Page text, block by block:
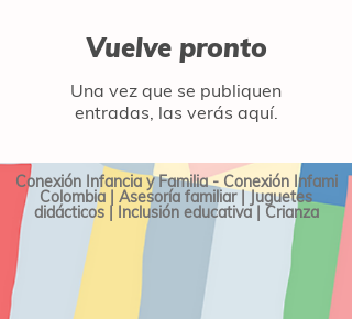
Vuelve pronto
Una vez que se publiquen
entradas, las verás aquí.
Conexión Infancia y Familia - Conexión Infami
Colombia | Asesoría familiar | Juguetes
didácticos | Inclusión educativa | Crianza